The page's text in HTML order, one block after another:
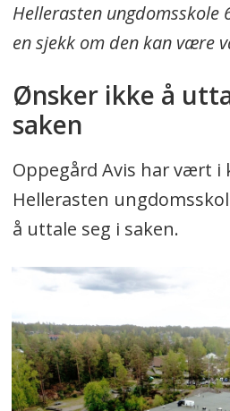
Hellerasten ungdomsskole
en sjekk om den kan være
Ønsker ikke å
saken
Oppegård Avis har vært i
Hellerasten
å uttale seg i saken.